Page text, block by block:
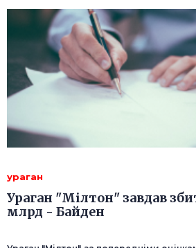
ураган
Ураган "Мілтон" завдав
млрд - Байден